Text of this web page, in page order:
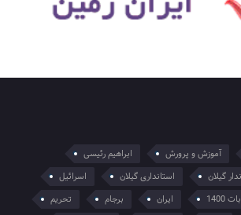
آموزش و پرورش
ابراهیم رئیسی
گیلان استانداری گیلان
اسرائیل
1400 ایران برجام
تحریم